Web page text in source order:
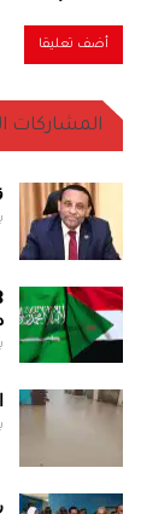
المشاركات